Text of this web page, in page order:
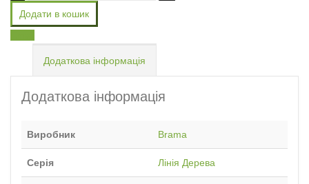
Додати в кошик
Додаткова інформація
Додаткова інформація
Виробник Brama
Серія Лінія Дерева